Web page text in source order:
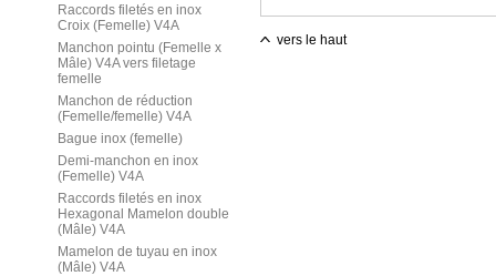
Raccords filetés en inox
Croix (Femelle) V4A
Manchon pointu (Femelle x
Mâle) V4A vers filetage
femelle
Manchon de réduction
(Femelle/femelle) V4A
Bague inox (femelle)
Demi-manchon en inox
(Femelle) V4A
Raccords filetés en inox
Hexagonal Mamelon double
(Mâle) V4A
Mamelon de tuyau en inox
(Mâle) V4A
vers le haut